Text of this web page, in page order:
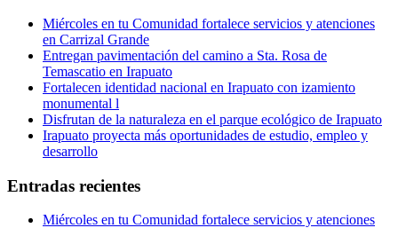
Miércoles en tu Comunidad fortalece servicios y atenciones
en Carrizal Grande
Entregan pavimentación del camino a Sta. Rosa de
Temascatio en Irapuato
Fortalecen identidad nacional en Irapuato con izamiento
monumental l
Disfrutan de la naturaleza en el parque ecológico de Irapuato
Irapuato proyecta más oportunidades de estudio, empleo y
desarrollo
Entradas recientes
Miércoles en tu Comunidad fortalece servicios y atenciones